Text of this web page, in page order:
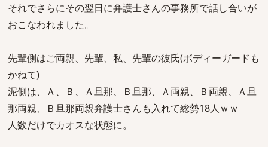
それでさらにその翌日に弁護士さんの事務所で話し合いが
おこなわれました。
先輩側はご両親、先輩、私、先輩の彼氏(ボディーガードも
かねて)
泥側は、Ａ、Ｂ、Ａ旦那、Ｂ旦那、Ａ両親、Ｂ両親、Ａ旦
那両親、Ｂ旦那両親弁護士さんも入れて総勢18人ｗｗ
人数だけでカオスな状態に。